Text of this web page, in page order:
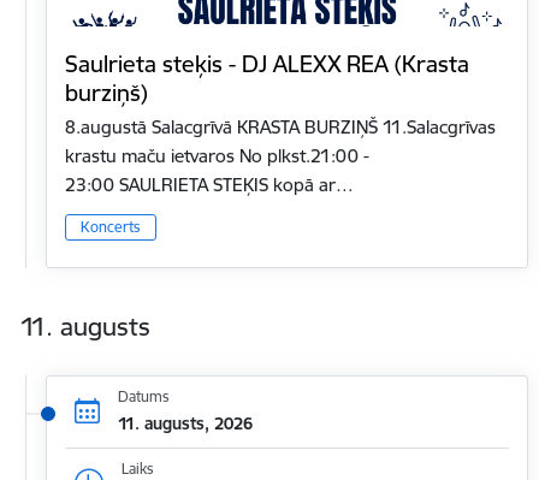
Saulrieta steķis - DJ ALEXX REA (Krasta
burziņš)
8.augustā Salacgrīvā KRASTA BURZIŅŠ 11.Salacgrīvas
krastu maču ietvaros No plkst.21:00 -
23:00 SAULRIETA STEĶIS kopā ar…
Koncerts
11. augusts
Datums
11. augusts, 2026
Laiks